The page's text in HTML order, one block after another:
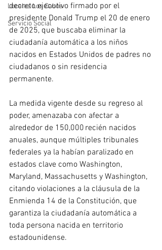
Locales Los Cabos
Servicio Social
decreto ejecutivo firmado por el
presidente Donald Trump el 20 de enero
de 2025, que buscaba eliminar la
ciudadanía automática a los niños
nacidos en Estados Unidos de padres no
ciudadanos o sin residencia
permanente.
La medida vigente desde su regreso al
poder, amenazaba con afectar a
alrededor de 150,000 recién nacidos
anuales, aunque múltiples tribunales
federales ya la habían paralizado en
estados clave como Washington,
Maryland, Massachusetts y Washington,
citando violaciones a la cláusula de la
Enmienda 14 de la Constitución, que
garantiza la ciudadanía automática a
toda persona nacida en territorio
estadounidense.